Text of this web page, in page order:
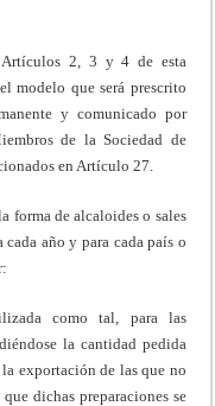
Artículos 2, 3 y 4 de esta
modelo que será prescrito
y comunicado por
de la Sociedad de
en Artículo 27.
forma de alcaloides o sales
cada año y para cada país o
como tal, para las
la cantidad pedida
exportación de las que no
dichas preparaciones se